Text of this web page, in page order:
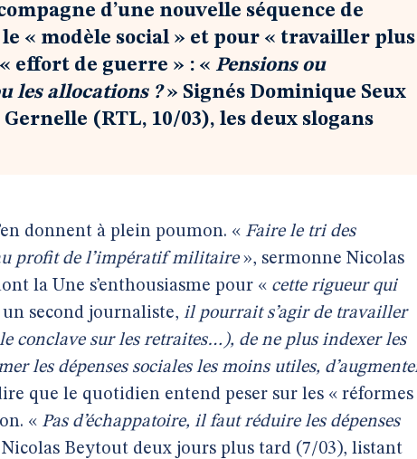
d’une nouvelle séquence de
« modèle social » et pour « travailler plus
effort de guerre » : « Pensions ou
les allocations ?» Signés Dominique Seux
(RTL, 10/03), les deux slogans
donnent à plein poumon. « Faire le tri des
profit de l’impératif militaire», sermonne Nicolas
la Une s’enthousiasme pour « cette rigueur qui
second journaliste, il pourrait s’agir de travailler
conclave sur les retraites…), de ne plus indexer les
les dépenses sociales les moins utiles,
que le quotidien entend peser sur les « réformes
« Pas d’échappatoire, il faut réduire les dépenses
Beytout deux jours plus tard (7/03), listant